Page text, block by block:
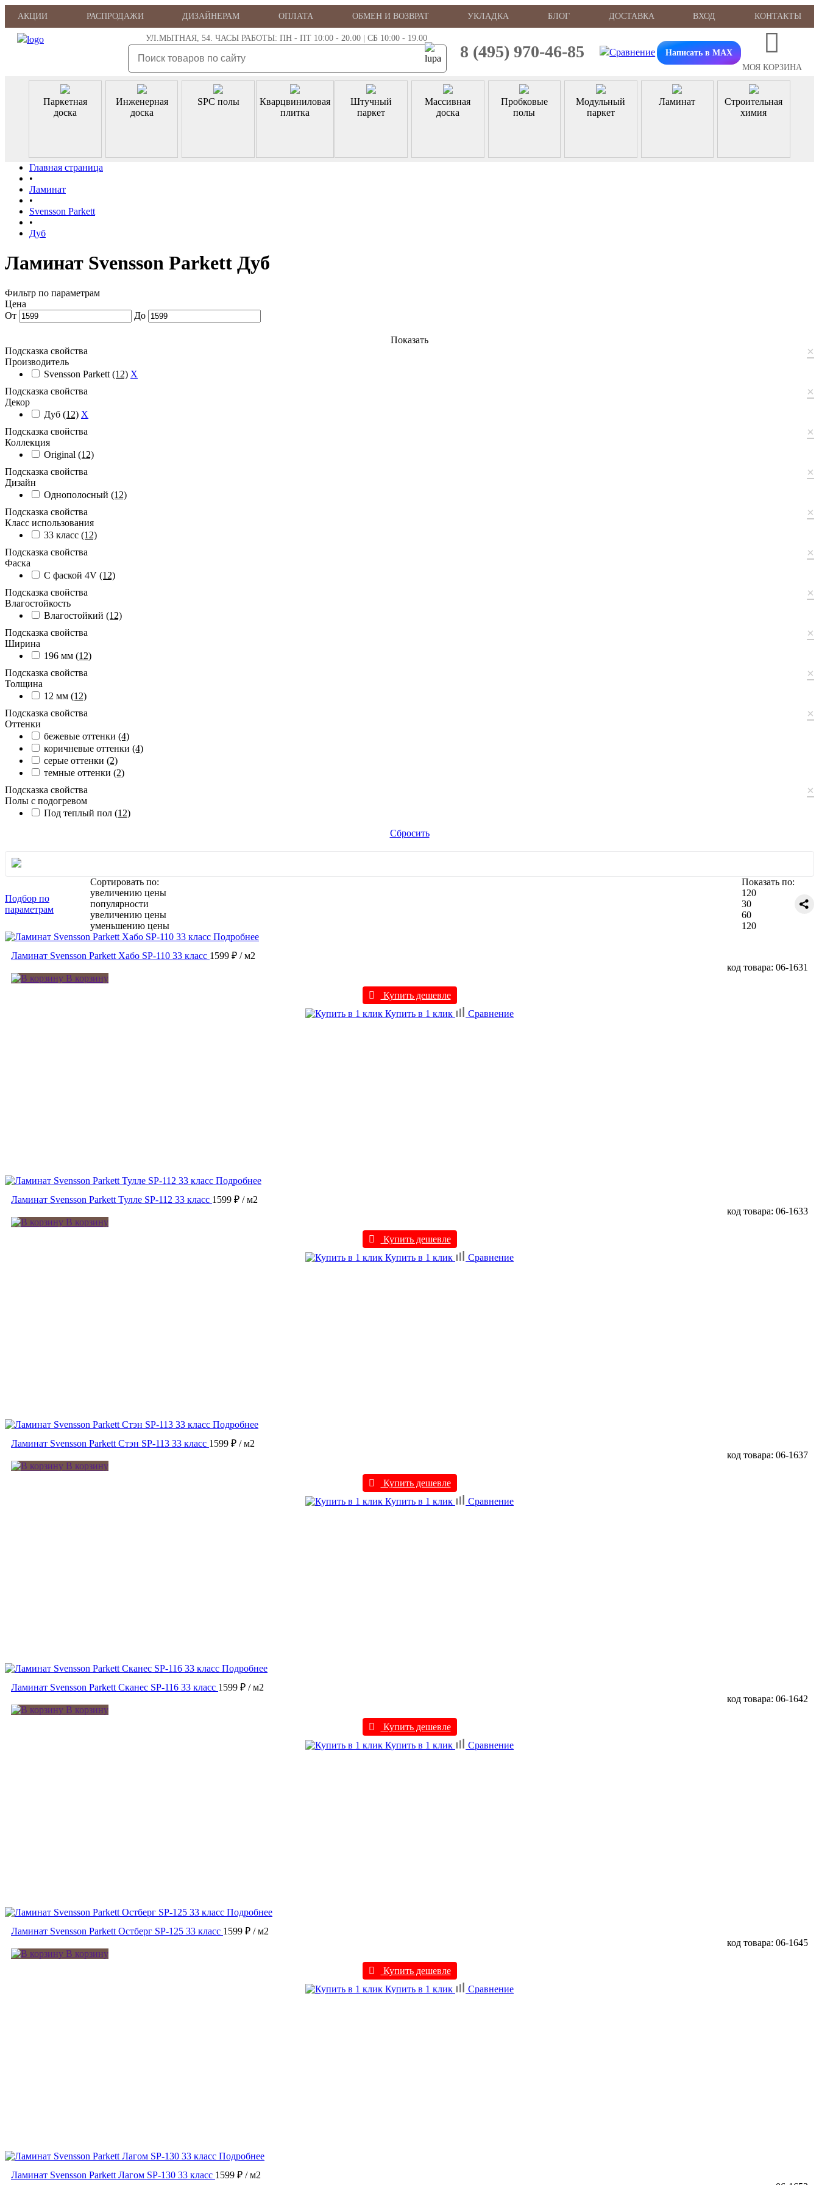
АКЦИИ РАСПРОДАЖИ ДИЗАЙНЕРАМ ОПЛАТА ОБМЕН И ВОЗВРАТ УКЛАДКА БЛОГ ДОСТАВКА ВХОД КОНТАКТЫ
УЛ.МЫТНАЯ, 54. ЧАСЫ РАБОТЫ: ПН - ПТ 10:00 - 20.00 | СБ 10:00 - 19.00
8 (495) 970-46-85
Написать в MAX
МОЯ КОРЗИНА
Паркетная
доска
Инженерная
доска
SPC полы
Кварцвиниловая
плитка
Штучный
паркет
Массивная
доска
Пробковые
полы
Модульный
паркет
Ламинат
Строительная
химия
Главная страница
•
Ламинат
•
Svensson Parkett
•
Дуб
Ламинат Svensson Parkett Дуб
Фильтр по параметрам
Цена
От
До
Показать
Подсказка свойства
×
Производитель
Svensson Parkett (12) X
Подсказка свойства
×
Декор
Дуб (12) X
Подсказка свойства
×
Коллекция
Original (12)
Подсказка свойства
×
Дизайн
Однополосный (12)
Подсказка свойства
×
Класс использования
33 класс (12)
Подсказка свойства
×
Фаска
С фаской 4V (12)
Подсказка свойства
×
Влагостойкость
Влагостойкий (12)
Подсказка свойства
×
Ширина
196 мм (12)
Подсказка свойства
×
Толщина
12 мм (12)
Подсказка свойства
×
Оттенки
бежевые оттенки (4)
коричневые оттенки (4)
серые оттенки (2)
темные оттенки (2)
Подсказка свойства
×
Полы с подогревом
Под теплый пол (12)
Сбросить
Подбор по
параметрам
Сортировать по:
увеличению цены
популярности
увеличению цены
уменьшению цены
Показать по:
120
30
60
120
Подробнее
Ламинат Svensson Parkett Хабо SP-110 33 класс 1599 ₽ / м2
код товара: 06-1631
В корзину
Купить дешевле
Купить в 1 клик
Сравнение
Подробнее
Ламинат Svensson Parkett Тулле SP-112 33 класс 1599 ₽ / м2
код товара: 06-1633
В корзину
Купить дешевле
Купить в 1 клик
Сравнение
Подробнее
Ламинат Svensson Parkett Стэн SP-113 33 класс 1599 ₽ / м2
код товара: 06-1637
В корзину
Купить дешевле
Купить в 1 клик
Сравнение
Подробнее
Ламинат Svensson Parkett Сканес SP-116 33 класс 1599 ₽ / м2
код товара: 06-1642
В корзину
Купить дешевле
Купить в 1 клик
Сравнение
Подробнее
Ламинат Svensson Parkett Остберг SP-125 33 класс 1599 ₽ / м2
код товара: 06-1645
В корзину
Купить дешевле
Купить в 1 клик
Сравнение
Подробнее
Ламинат Svensson Parkett Лагом SP-130 33 класс 1599 ₽ / м2